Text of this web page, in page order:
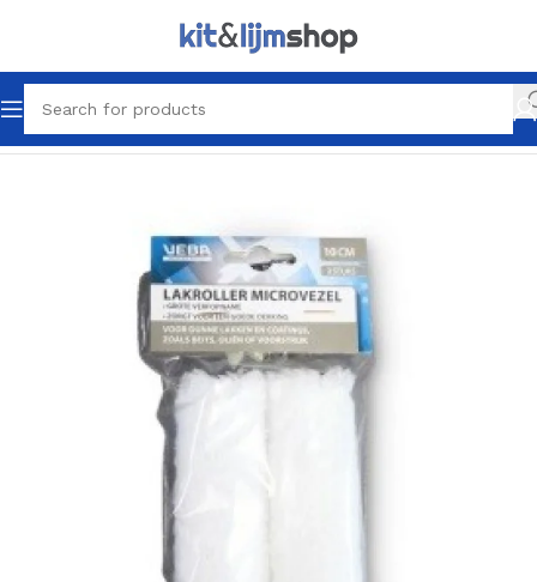
Home Latex & Schilder producten